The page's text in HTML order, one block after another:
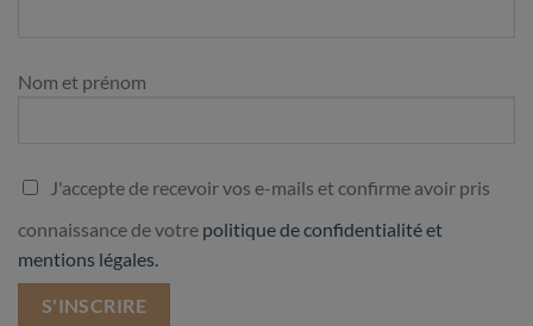
Nom et prénom
J'accepte de recevoir vos e-mails et confirme avoir pris
connaissance de votre politique de confidentialité et
mentions légales.